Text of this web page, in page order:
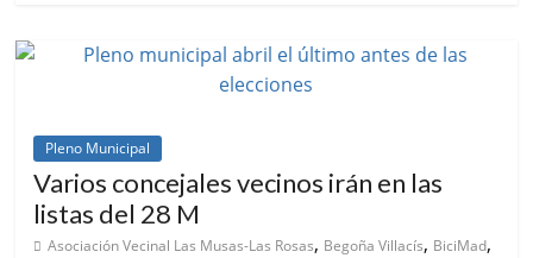
Pleno Municipal
Varios concejales vecinos irán en las
listas del 28 M
Asociación Vecinal Las Musas-Las Rosas, Begoña Villacís, BiciMad,